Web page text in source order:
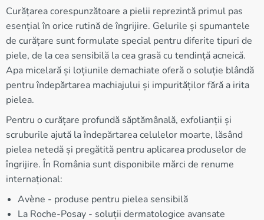
Curățarea corespunzătoare a pielii reprezintă primul pas
esențial în orice rutină de îngrijire. Gelurile și spumantele
de curățare sunt formulate special pentru diferite tipuri de
piele, de la cea sensibilă la cea grasă cu tendință acneică.
Apa micelară și loțiunile demachiate oferă o soluție blândă
pentru îndepărtarea machiajului și impurităților fără a irita
pielea.
Pentru o curățare profundă săptămânală, exfolianții și
scruburile ajută la îndepărtarea celulelor moarte, lăsând
pielea netedă și pregătită pentru aplicarea produselor de
îngrijire. În România sunt disponibile mărci de renume
internațional:
Avène - produse pentru pielea sensibilă
La Roche-Posay - soluții dermatologice avansate